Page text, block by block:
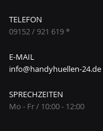
TELEFON
09152 / 921 619 *
E-MAIL
info@handyhuellen-24.de
SPRECHZEITEN
Mo - Fr / 10:00 - 12:00